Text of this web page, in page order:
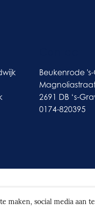
Beukenrode
2691 DB ‘s-
0174-820395
maken, social media aan